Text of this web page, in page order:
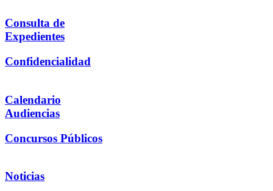
Consulta de
Expedientes
Confidencialidad
Calendario
Audiencias
Concursos Públicos
Noticias